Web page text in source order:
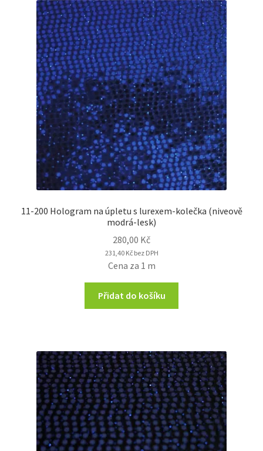
11-200 Hologram na úpletu s lurexem-kolečka (niveově
modrá-lesk)
280,00 Kč
231,40 Kčbez DPH
Cena za 1 m
Přidat do košíku